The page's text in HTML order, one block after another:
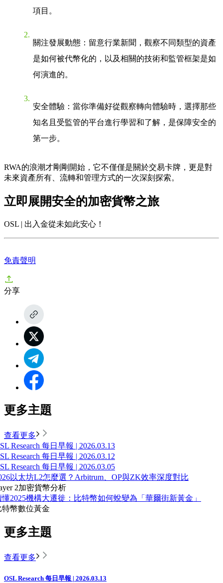
項目。
關注發展動態 ：留意行業新聞，觀察不同類型的資產
是如何被代幣化的，以及相關的技術和監管框架是如
何演進的。
安全體驗 ：當你準備好從觀察轉向體驗時，選擇那些
知名且受監管的平台進行學習和了解，是保障安全的
第一步。
RWA的浪潮才剛剛開始，它不僅僅是關於交易卡牌，更是對
未來資產所有、流轉和管理方式的一次深刻探索。
立即展開安全的加密貨幣之旅
OSL | 出入金從未如此安心！
免責聲明
分享
更多主題
查看更多
Research 每日早報 | 2026.03.13
Research 每日早報 | 2026.03.12
Research 每日早報 | 2026.03.05
以太坊L2怎麼選？Arbitrum、OP與ZK效率深度對比
2加密貨幣分析
懂2025機構大遷徙：比特幣如何蛻變為「華爾街新黃金」
特幣數位黃金
更多主題
查看更多
OSL Research 每日早報 | 2026.03.13